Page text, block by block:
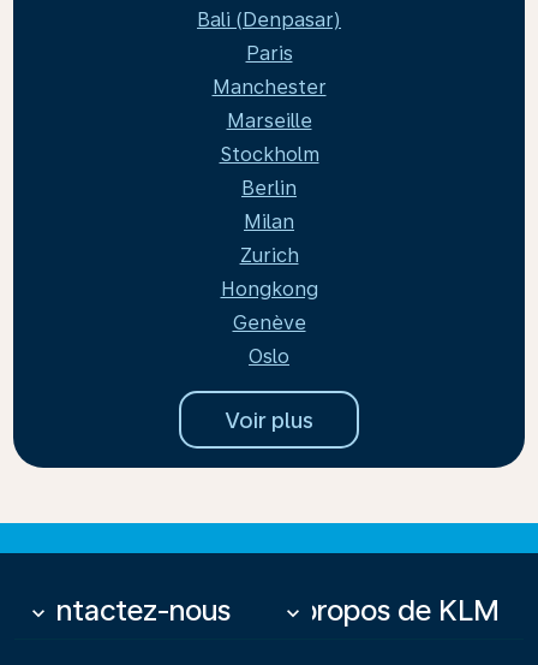
Bali (Denpasar)
Paris
Manchester
Marseille
Stockholm
Berlin
Milan
Zurich
Hongkong
Genève
Oslo
Voir plus
Contactez-nous
keyboard_arrow_down À propos de KLM
keyboard_arrow_down